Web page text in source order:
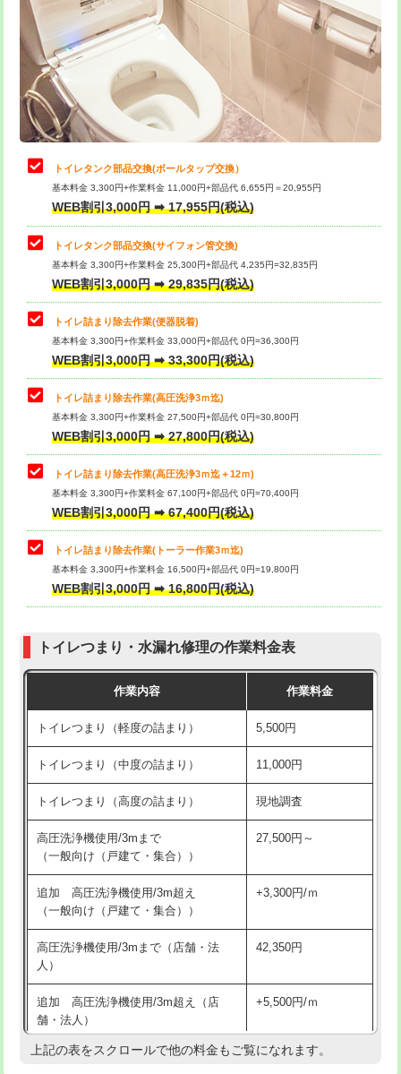
トイレタンク部品交換(ボールタップ交換）
基本料金 3,300円+作業料金 11,000円+部品代 6,655円＝20,955円
WEB割引3,000円 ➡ 17,955円(税込)
トイレタンク部品交換(サイフォン管交換)
基本料金 3,300円+作業料金 25,300円+部品代 4,235円=32,835円
WEB割引3,000円 ➡ 29,835円(税込)
トイレ詰まり除去作業(便器脱着)
基本料金 3,300円+作業料金 33,000円+部品代 0円=36,300円
WEB割引3,000円 ➡ 33,300円(税込)
トイレ詰まり除去作業(高圧洗浄3ｍ迄)
基本料金 3,300円+作業料金 27,500円+部品代 0円=30,800円
WEB割引3,000円 ➡ 27,800円(税込)
トイレ詰まり除去作業(高圧洗浄3ｍ迄＋12ｍ)
基本料金 3,300円+作業料金 67,100円+部品代 0円=70,400円
WEB割引3,000円 ➡ 67,400円(税込)
トイレ詰まり除去作業(トーラー作業3ｍ迄)
基本料金 3,300円+作業料金 16,500円+部品代 0円=19,800円
WEB割引3,000円 ➡ 16,800円(税込)
トイレつまり・水漏れ修理の作業料金表
作業内容 作業料金
トイレつまり（軽度の詰まり） 5,500円
トイレつまり（中度の詰まり） 11,000円
トイレつまり（高度の詰まり） 現地調査
高圧洗浄機使用/3mまで
（一般向け（戸建て・集合））
27,500円～
追加 高圧洗浄機使用/3m超え
（一般向け（戸建て・集合））
+3,300円/ｍ
高圧洗浄機使用/3mまで（店舗・法
人）
42,350円
追加 高圧洗浄機使用/3m超え（店
舗・法人）
+5,500円/ｍ
高度高圧洗浄換 現地調査
上記の表をスクロールで他の料金もご覧になれます。